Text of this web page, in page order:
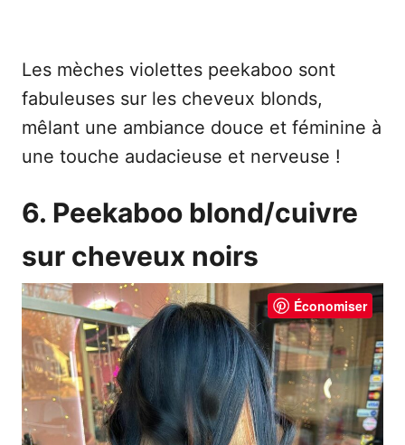
Les mèches violettes peekaboo sont
fabuleuses sur les cheveux blonds,
mêlant une ambiance douce et féminine à
une touche audacieuse et nerveuse !
6. Peekaboo blond/cuivre
sur cheveux noirs
Économiser